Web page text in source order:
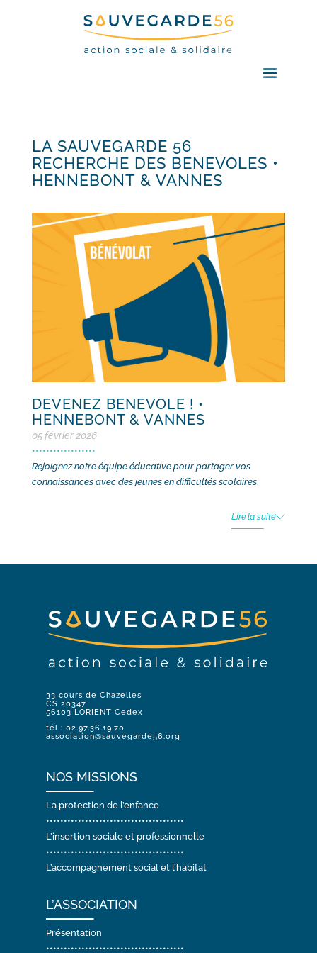
LA SAUVEGARDE 56
RECHERCHE DES BENEVOLES •
HENNEBONT & VANNES
DEVENEZ BENEVOLE ! •
HENNEBONT & VANNES
05 février 2026
••••••••••••••••••
Rejoignez notre équipe éducative pour partager vos
connaissances avec des jeunes en difficultés scolaires.
Etudiants en Titre Professionnel
dmnadirection@sauvegarde56.org
Lire la suite
33 cours de Chazelles
CS 20347
56103 LORIENT Cedex
tél : 02.97.36.19.70
association@sauvegarde56.org
NOS MISSIONS
La protection de l’enfance
•••••••••••••••••••••••••••••••••••••••
L’insertion sociale et professionnelle
•••••••••••••••••••••••••••••••••••••••
L’accompagnement social et l’habitat
L’ASSOCIATION
Présentation
•••••••••••••••••••••••••••••••••••••••